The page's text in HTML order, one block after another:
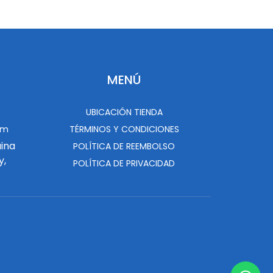
MENÚ
UBICACIÓN TIENDA
TÉRMINOS Y CONDICIONES
POLÍTICA DE REEMBOLSO
POLÍTICA DE PRIVACIDAD